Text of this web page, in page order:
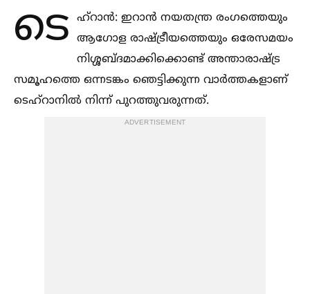
ടെ ഹ്‌റാന്‍: ഇറാന്‍ നയതന്ത്ര രംഗത്തെയും
ആഗോള രാഷ്ട്രീയത്തെയും ഒരേസമയം
നിശ്ശബ്ദമാക്കിക്കൊണ്ട് അന്താരാഷ്ട്ര
സമൂഹത്തെ ഒന്നടങ്കം ഞെട്ടിക്കുന്ന വാര്‍ത്തകളാണ്
ടെഹ്‌റാനില്‍ നിന്ന് പുറത്തുവരുന്നത്.
ADVERTISEMENT